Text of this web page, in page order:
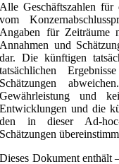
Alle Geschäftszahlen
vom
Angaben für Zeiträume
Annahmen und
dar. Die künftigen
tatsächlichen
Schätzungen
Gewährleistung und
Entwicklungen und die
den in dieser Ad-hoc-
Schätzungen
Dieses Dokument enthält